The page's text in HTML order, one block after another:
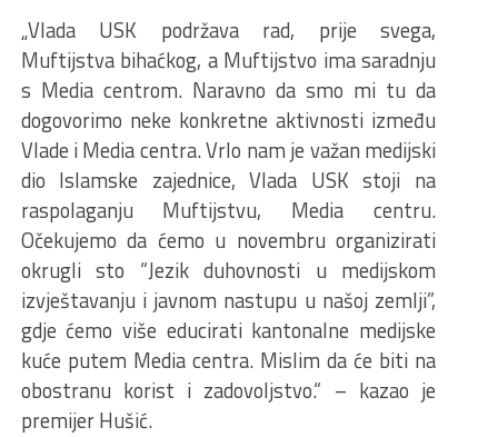
„Vlada USK podržava rad, prije svega,
Muftijstva bihaćkog, a Muftijstvo ima saradnju
s Media centrom. Naravno da smo mi tu da
dogovorimo neke konkretne aktivnosti između
Vlade i Media centra. Vrlo nam je važan medijski
dio Islamske zajednice, Vlada USK stoji na
raspolaganju Muftijstvu, Media centru.
Očekujemo da ćemo u novembru organizirati
okrugli sto “Jezik duhovnosti u medijskom
izvještavanju i javnom nastupu u našoj zemlji”,
gdje ćemo više educirati kantonalne medijske
kuće putem Media centra. Mislim da će biti na
obostranu korist i zadovoljstvo.“ – kazao je
premijer Hušić.